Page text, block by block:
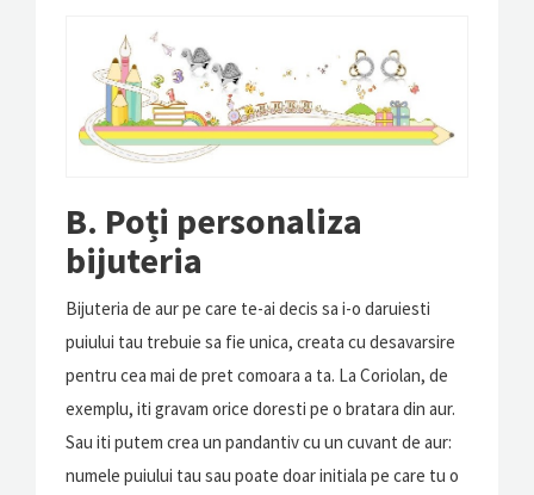
B. Poți personaliza
bijuteria
Bijuteria de aur pe care te-ai decis sa i-o daruiesti
puiului tau trebuie sa fie unica, creata cu desavarsire
pentru cea mai de pret comoara a ta. La Coriolan, de
exemplu, iti gravam orice doresti pe o bratara din aur.
Sau iti putem crea un pandantiv cu un cuvant de aur:
numele puiului tau sau poate doar initiala pe care tu o